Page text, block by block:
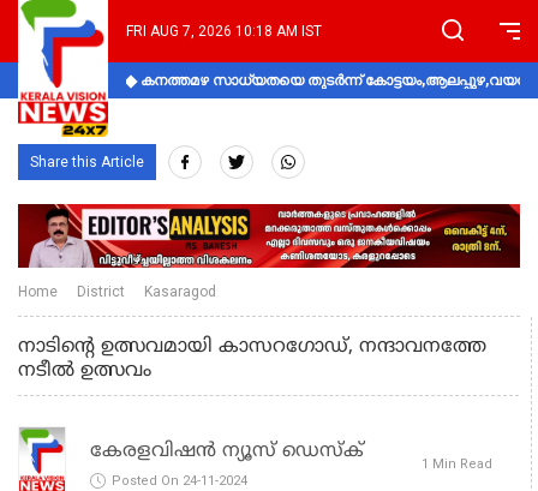
FRI AUG 7, 2026 10:18 AM IST
കനത്തമഴ സാധ്യതയെ തുടർന്ന്
Share this Article
Home District Kasaragod
നാടിന്റെ ഉത്സവമായി കാസറഗോഡ്, നന്ദാവനത്തേ
നടീല്‍ ഉത്സവം
കേരളവിഷൻ ന്യൂസ് ഡെസ്‌ക്
Posted On 24-11-2024
1 Min Read